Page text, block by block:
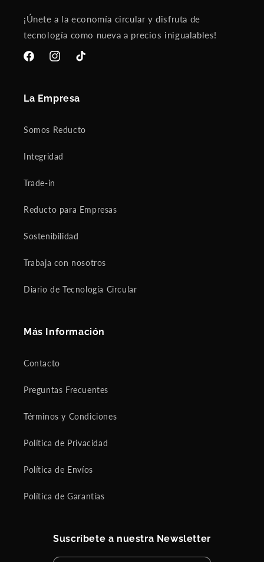
¡Únete a la economía circular y disfruta de
tecnología como nueva a precios inigualables!
FacebookInstagramTikTok
La Empresa
Somos Reducto
Integridad
Trade-in
Reducto para Empresas
Sostenibilidad
Trabaja con nosotros
Diario de Tecnología Circular
Más Información
Contacto
Preguntas Frecuentes
Términos y Condiciones
Política de Privacidad
Política de Envíos
Política de Garantías
Suscríbete a nuestra Newsletter